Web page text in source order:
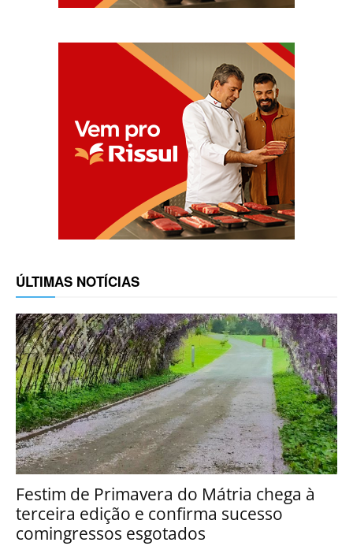
ÚLTIMAS NOTÍCIAS
Festim de Primavera do Mátria chega à
terceira edição e confirma sucesso
comingressos esgotados